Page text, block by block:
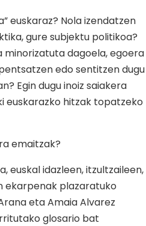
euskaraz? Nola izendatzen
gure subjektu politikoa?
minorizatuta dagoela, egoera
edo sentitzen dugu
Egin dugu inoiz saiakera
euskarazko hitzak topatzeko
emaitzak?
euskal idazleen, itzultzaileen,
ekarpenak plazaratuko
eta Amaia Alvarez
glosario bat